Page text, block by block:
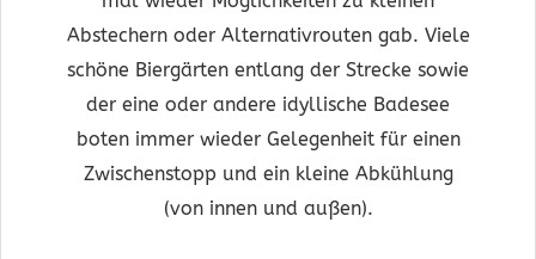
Abstechern oder Alternativrouten gab. Viele
schöne Biergärten entlang der Strecke sowie
der eine oder andere idyllische Badesee
boten immer wieder Gelegenheit für einen
Zwischenstopp und ein kleine Abkühlung
(von innen und außen).